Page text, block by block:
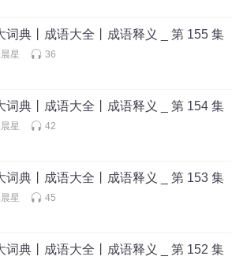
词典丨成语大全丨成语释义 _ 第 155 集
星 36
词典丨成语大全丨成语释义 _ 第 154 集
星 42
词典丨成语大全丨成语释义 _ 第 153 集
星 45
词典丨成语大全丨成语释义 _ 第 152 集